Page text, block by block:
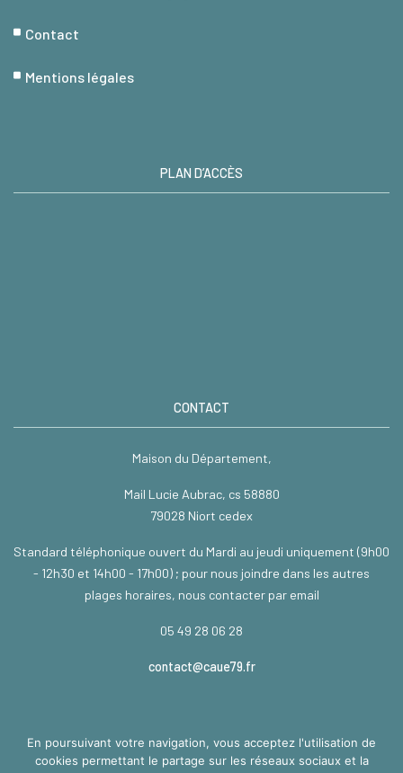
Contact
Mentions légales
PLAN D’ACCÈS
CONTACT
Maison du Département,
Mail Lucie Aubrac, cs 58880
79028 Niort cedex
Standard téléphonique ouvert du Mardi au jeudi uniquement (9h00
- 12h30 et 14h00 - 17h00) ; pour nous joindre dans les autres
plages horaires, nous contacter par email
05 49 28 06 28
contact@caue79.fr
TÉLÉCHARGEMENT
En poursuivant votre navigation, vous acceptez l'utilisation de
cookies permettant le partage sur les réseaux sociaux et la